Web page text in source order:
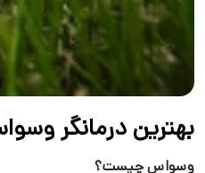
بهترین درمانگر
وسواس چیست؟